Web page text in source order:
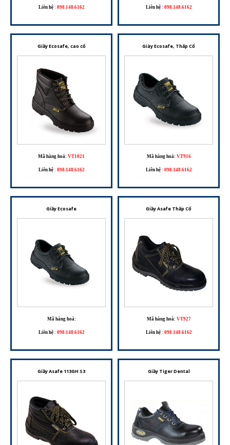
Liên hệ : 098.148.6162 Liên hệ : 098.148.6162
Giầy Ecosafe, cao cổ
Mã hàng hoá: VT1021
Liên hệ : 098.148.6162
Giày Ecosafe, Thấp Cổ
Mã hàng hoá: VT916
Liên hệ : 098.148.6162
Giầy Ecosafe
Mã hàng hoá:
Liên hệ : 098.148.6162
Giầy Asafe Thấp Cổ
Mã hàng hoá: VT927
Liên hệ : 098.148.6162
Giầy Asafe 113GH S3 Giầy Tiger Dental